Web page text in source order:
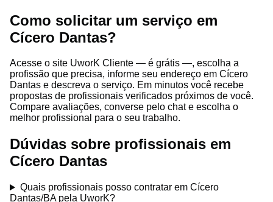
Como solicitar um serviço em
Cícero Dantas?
Acesse o site UworK Cliente — é grátis —, escolha a
profissão que precisa, informe seu endereço em Cícero
Dantas e descreva o serviço. Em minutos você recebe
propostas de profissionais verificados próximos de você.
Compare avaliações, converse pelo chat e escolha o
melhor profissional para o seu trabalho.
Dúvidas sobre profissionais em
Cícero Dantas
Quais profissionais posso contratar em Cícero
Dantas/BA pela UworK?